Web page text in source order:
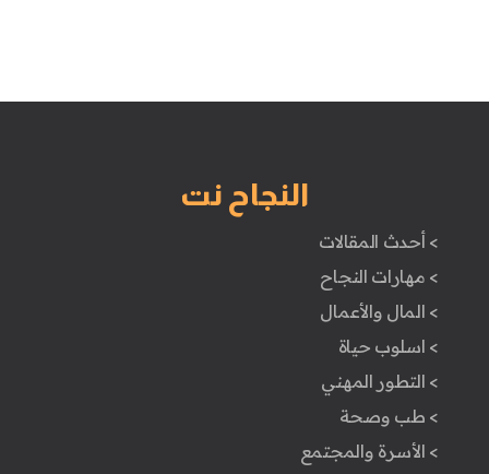
النجاح نت
> أحدث المقالات
> مهارات النجاح
> المال والأعمال
> اسلوب حياة
> التطور المهني
> طب وصحة
> الأسرة والمجتمع